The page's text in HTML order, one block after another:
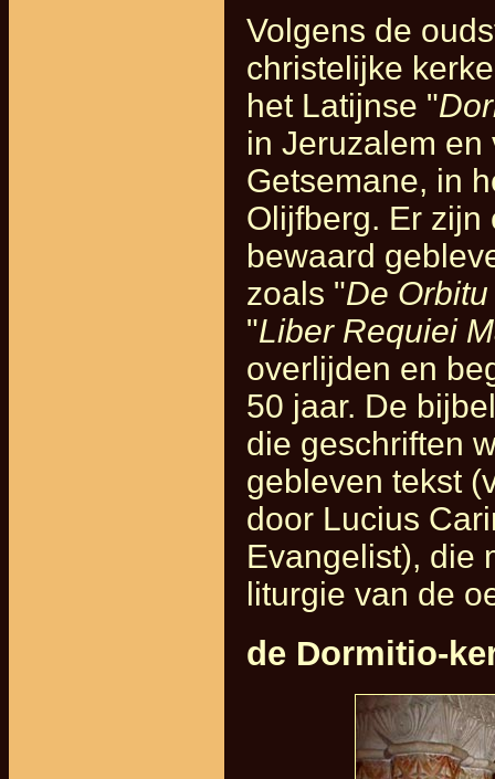
Volgens de
christelijke
het Latijnse "
in Jeruzalem
Getsemane, in
Olijfberg. Er zijn
bewaard
zoals "De
"Liber Requiei
overlijden en
50 jaar. De
die geschriften
gebleven tekst
door Lucius
Evangelist), die
liturgie van de
de Dormitio-